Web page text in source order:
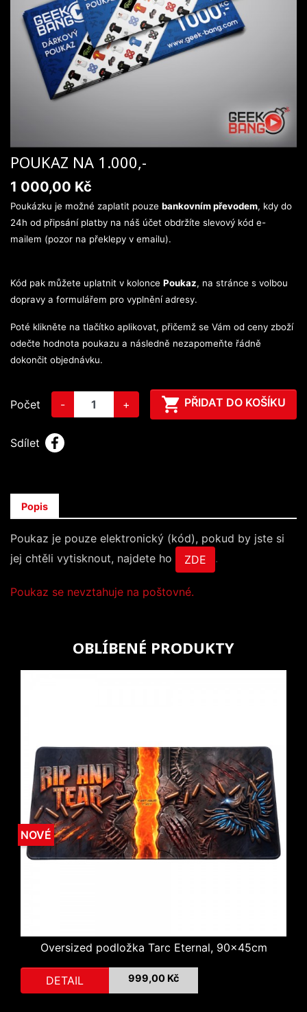
POUKAZ NA 1.000,-
1 000,00 Kč
Poukázku je možné zaplatit pouze bankovním převodem, kdy do
24h od připsání platby na náš účet obdržíte slevový kód e-
mailem (pozor na překlepy v emailu).
Kód pak můžete uplatnit v kolonce Poukaz, na stránce s volbou
dopravy a formulářem pro vyplnění adresy.
Poté klikněte na tlačítko aplikovat, přičemž se Vám od ceny zboží
odečte hodnota poukazu a následně nezapomeňte řádně
dokončit objednávku.
Počet - +  PŘIDAT DO KOŠÍKU
Sdílet
Popis
Poukaz je pouze elektronický (kód), pokud by jste si
jej chtěli vytisknout, najdete ho
ZDE .
Poukaz se nevztahuje na poštovné.
OBLÍBENÉ PRODUKTY
Oversized podložka Tarc Eternal, 90x45cm
DETAIL Cena
999,00 Kč
NOVÉ